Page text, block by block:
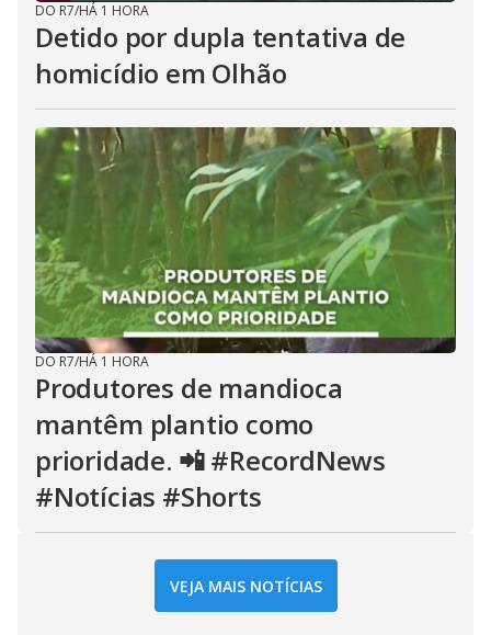
DO R7/HÁ 1 HORA
Detido por dupla tentativa de
homicídio em Olhão
DO R7/HÁ 1 HORA
Produtores de mandioca
mantêm plantio como
prioridade. 📲 #RecordNews
#Notícias #Shorts
VEJA MAIS NOTÍCIAS